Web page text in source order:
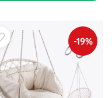
és a hosszú
-19%